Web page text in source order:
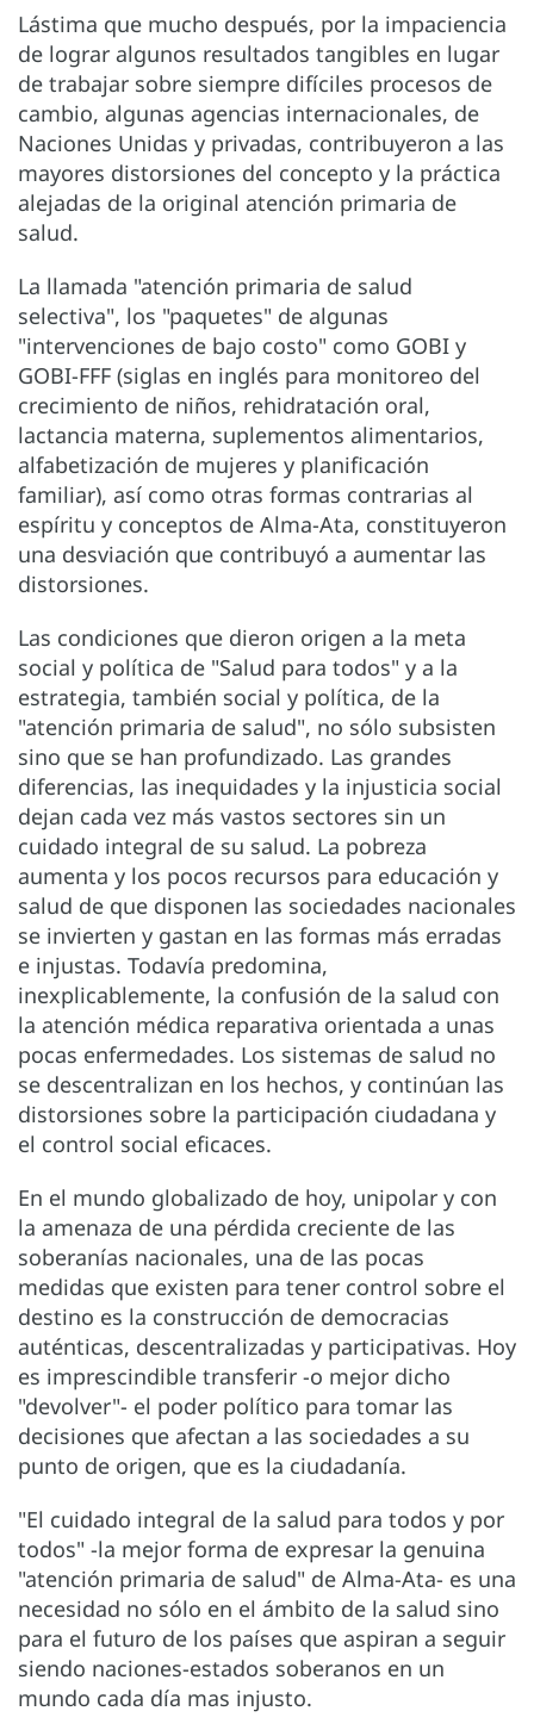
Lástima que mucho después, por la impaciencia
de lograr algunos resultados tangibles en lugar
de trabajar sobre siempre difíciles procesos de
cambio, algunas agencias internacionales, de
Naciones Unidas y privadas, contribuyeron a las
mayores distorsiones del concepto y la práctica
alejadas de la original atención primaria de
salud.
La llamada "atención primaria de salud
selectiva", los "paquetes" de algunas
"intervenciones de bajo costo" como GOBI y
GOBI-FFF (siglas en inglés para monitoreo del
crecimiento de niños, rehidratación oral,
lactancia materna, suplementos alimentarios,
alfabetización de mujeres y planificación
familiar), así como otras formas contrarias al
espíritu y conceptos de Alma-Ata, constituyeron
una desviación que contribuyó a aumentar las
distorsiones.
Las condiciones que dieron origen a la meta
social y política de "Salud para todos" y a la
estrategia, también social y política, de la
"atención primaria de salud", no sólo subsisten
sino que se han profundizado. Las grandes
diferencias, las inequidades y la injusticia social
dejan cada vez más vastos sectores sin un
cuidado integral de su salud. La pobreza
aumenta y los pocos recursos para educación y
salud de que disponen las sociedades nacionales
se invierten y gastan en las formas más erradas
e injustas. Todavía predomina,
inexplicablemente, la confusión de la salud con
la atención médica reparativa orientada a unas
pocas enfermedades. Los sistemas de salud no
se descentralizan en los hechos, y continúan las
distorsiones sobre la participación ciudadana y
el control social eficaces.
En el mundo globalizado de hoy, unipolar y con
la amenaza de una pérdida creciente de las
soberanías nacionales, una de las pocas
medidas que existen para tener control sobre el
destino es la construcción de democracias
auténticas, descentralizadas y participativas. Hoy
es imprescindible transferir -o mejor dicho
"devolver"- el poder político para tomar las
decisiones que afectan a las sociedades a su
punto de origen, que es la ciudadanía.
"El cuidado integral de la salud para todos y por
todos" -la mejor forma de expresar la genuina
"atención primaria de salud" de Alma-Ata- es una
necesidad no sólo en el ámbito de la salud sino
para el futuro de los países que aspiran a seguir
siendo naciones-estados soberanos en un
mundo cada día mas injusto.